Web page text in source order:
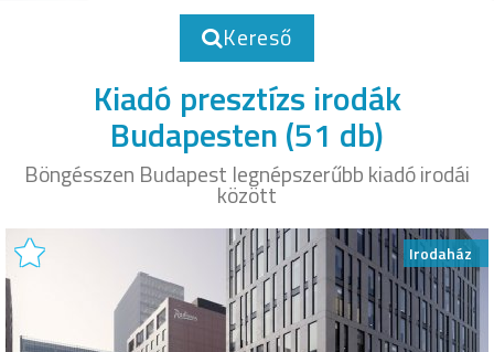
Kereső
Kiadó presztízs irodák
Budapesten(51 db)
Böngésszen Budapest legnépszerűbb kiadó irodái
között
Irodaház